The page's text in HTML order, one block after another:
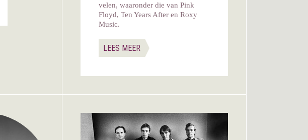
velen, waaronder die van Pink
Floyd, Ten Years After en Roxy
Music.
LEES MEER